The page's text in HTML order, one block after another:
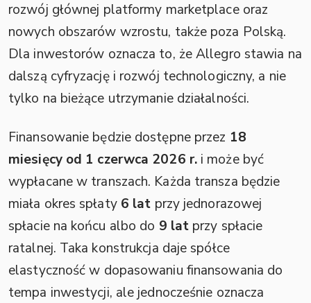
rozwój głównej platformy marketplace oraz
nowych obszarów wzrostu, także poza Polską.
Dla inwestorów oznacza to, że Allegro stawia na
dalszą cyfryzację i rozwój technologiczny, a nie
tylko na bieżące utrzymanie działalności.
Finansowanie będzie dostępne przez 18
miesięcy od 1 czerwca 2026 r.i może być
wypłacane w transzach. Każda transza będzie
miała okres spłaty 6 lat przy jednorazowej
spłacie na końcu albo do 9 lat przy spłacie
ratalnej. Taka konstrukcja daje spółce
elastyczność w dopasowaniu finansowania do
tempa inwestycji, ale jednocześnie oznacza